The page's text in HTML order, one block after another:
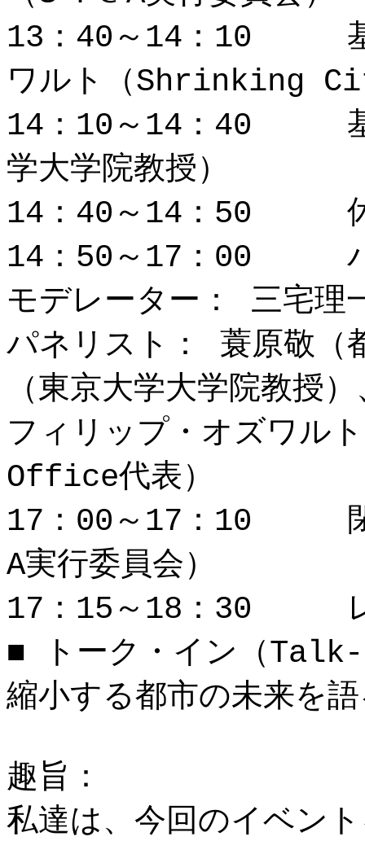
13：40～14：10 基
ワルト（Shrinking
14：10～14：40 基
学大学院教授）
14：40～14：50
14：50～17：00 パ
モデレーター： 三宅理
パネリスト： 蓑原敬（
（東京大学大学院教授）
フィリップ・オズワ
Office代表）
17：00～17：10 閉
A実行委員会）
17：15～18：30
■ トーク・イン（
縮小する都市の未来を
趣旨：
私達は、今回のイベン